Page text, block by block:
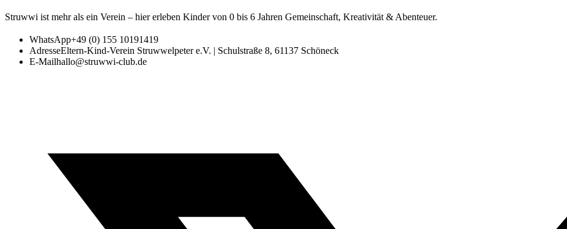
Struwwi ist mehr als ein Verein – hier erleben Kinder von 0 bis 6 Jahren Gemeinschaft, Kreativität & Abenteuer.
WhatsApp+49 (0) 155 10191419
AdresseEltern-Kind-Verein Struwwelpeter e.V. | Schulstraße 8, 61137 Schöneck
E-Mailhallo@struwwi-club.de